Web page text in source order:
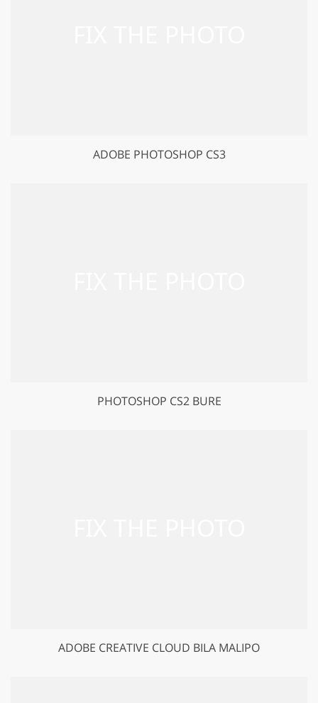
ADOBE PHOTOSHOP CS3
PHOTOSHOP CS2 BURE
ADOBE CREATIVE CLOUD BILA MALIPO